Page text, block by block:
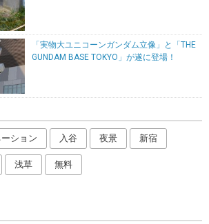
「実物大ユニコーンガンダム立像」と「THE
GUNDAM BASE TOKYO」が遂に登場！
ション 入谷 夜景 新宿
浅草 無料